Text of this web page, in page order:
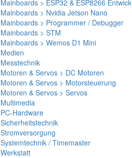
Mainboards > ESP32 & ESP8266
Mainboards > Nvidia Jetson Nano
Mainboards > Programmer / Debugger
Mainboards > STM
Mainboards > Wemos D1 Mini
Medien
Messtechnik
Motoren & Servos > DC Motoren
Motoren & Servos > Motorsteuerung
Motoren & Servos > Servos
Multimedia
PC-Hardware
Sicherheitstechnik
Stromversorgung
Systemtechnik / Timemaster
Werkstatt